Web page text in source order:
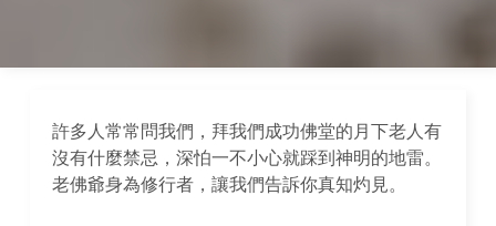
許多人常常問我們，拜我們成功佛堂的月下老人有
沒有什麼禁忌，深怕一不小心就踩到神明的地雷。
老佛爺身為修行者，讓我們告訴你真知灼見。